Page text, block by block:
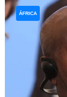
ÁFRICA